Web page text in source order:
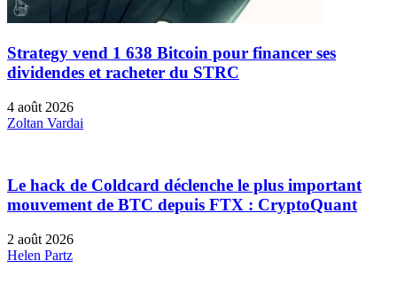
Strategy vend 1 638 Bitcoin pour financer ses
dividendes et racheter du STRC
4 août 2026
Zoltan Vardai
Le hack de Coldcard déclenche le plus important
mouvement de BTC depuis FTX : CryptoQuant
2 août 2026
Helen Partz